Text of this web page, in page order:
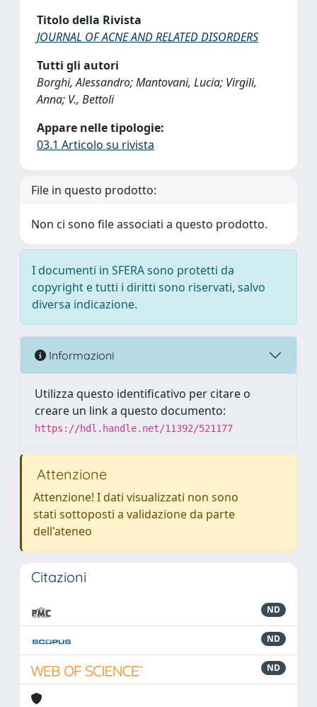
Titolo della Rivista
JOURNAL OF ACNE AND RELATED DISORDERS
Tutti gli autori
Borghi, Alessandro; Mantovani, Lucia; Virgili,
Anna; V., Bettoli
Appare nelle tipologie:
03.1 Articolo su rivista
File in questo prodotto:
Non ci sono file associati a questo prodotto.
I documenti in SFERA sono protetti da
copyright e tutti i diritti sono riservati, salvo
diversa indicazione.
Informazioni
Utilizza questo identificativo per citare o
creare un link a questo documento:
https://hdl.handle.net/11392/521177
Attenzione
Attenzione! I dati visualizzati non sono
stati sottoposti a validazione da parte
dell'ateneo
Citazioni
ND
ND
ND